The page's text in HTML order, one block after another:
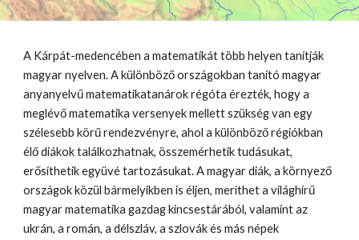
A Kárpát-medencében a matematikát több helyen tanítják
magyar nyelven. A különböző országokban tanító magyar
anyanyelvű matematikatanárok régóta érezték, hogy a
meglévő matematika versenyek mellett szükség van egy
szélesebb körű rendezvényre, ahol a különböző régiókban
élő diákok találkozhatnak, összemérhetik tudásukat,
erősíthetik együvé tartozásukat. A magyar diák, a környező
országok közül bármelyikben is éljen, meríthet a világhírű
magyar matematika gazdag kincsestárából, valamint az
ukrán, a román, a délszláv, a szlovák és más népek